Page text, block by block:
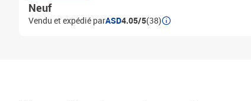
Neuf
Vendu et expédié parASD4.05/5(38)